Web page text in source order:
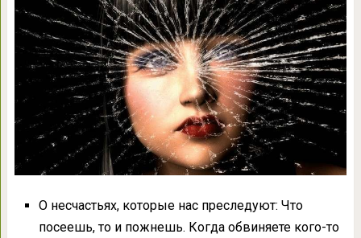
О несчастьях, которые нас преследуют: Что
посеешь, то и пожнешь. Когда обвиняете кого-то